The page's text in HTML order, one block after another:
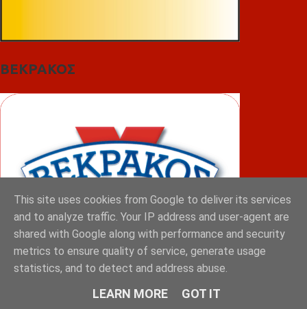
ΒΕΚΡΑΚΟΣ
This site uses cookies from Google to deliver its services
and to analyze traffic. Your IP address and user-agent are
shared with Google along with performance and security
metrics to ensure quality of service, generate usage
statistics, and to detect and address abuse.
LEARN MORE GOT IT